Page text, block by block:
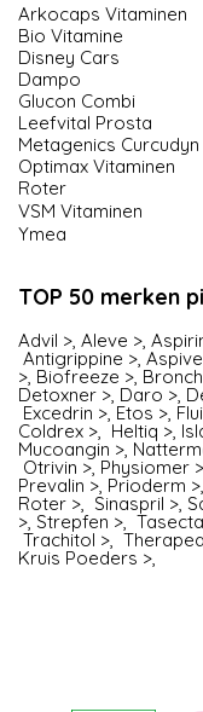
Arkocaps Vitaminen
Bio Vitamine
Disney Cars
Dampo
Glucon Combi
Leefvital Prosta
Meta­ge­nics Cur­cu­dyn
Optimax Vitaminen
Roter
VSM Vitaminen
Ymea
TOP 50 merken
Advil > ,Aleve > ,
Antigrippine > ,
> Biofreeze >
Detoxner > Daro >
Excedrin > Etos >
Coldrex > Heltiq >
Mucoangin >
Otrivin >, Physiomer >
Prevalin > Prioderm >
Roter > Sinaspril >
> Strepfen > ,
Trachitol > ,
Kruis Poeders >